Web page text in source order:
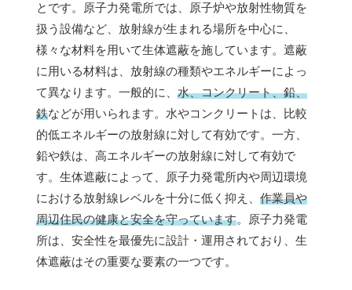
とです。原子力発電所では、原子炉や放射性物質を
扱う設備など、放射線が生まれる場所を中心に、
様々な材料を用いて生体遮蔽を施しています。遮蔽
に用いる材料は、放射線の種類やエネルギーによっ
て異なります。一般的に、 水、コンクリート、鉛、
鉄などが用いられます。水やコンクリートは、比較
的低エネルギーの放射線に対して有効です。一方、
鉛や鉄は、高エネルギーの放射線に対して有効で
す。生体遮蔽によって、原子力発電所内や周辺環境
における放射線レベルを十分に低く抑え、 作業員や
周辺住民の健康と安全を守っています。原子力発電
所は、安全性を最優先に設計・運用されており、生
体遮蔽はその重要な要素の一つです。